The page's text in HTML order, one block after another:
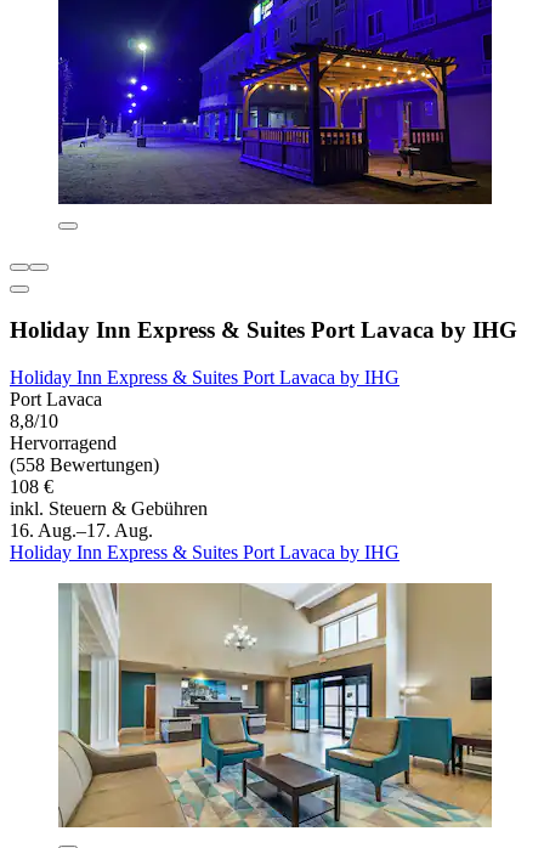
Holiday Inn Express & Suites Port Lavaca by IHG
Holiday Inn Express & Suites Port Lavaca by IHG
Port Lavaca
8,8/10
Hervorragend
(558 Bewertungen)
108 €
inkl. Steuern & Gebühren
16. Aug.–17. Aug.
Holiday Inn Express & Suites Port Lavaca by IHG